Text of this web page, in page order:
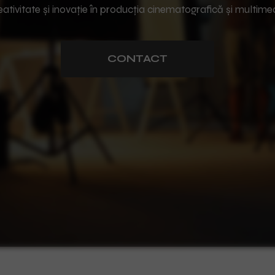
și inovație în producția cinematografică și
CONTACT